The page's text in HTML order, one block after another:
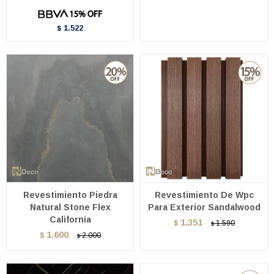
$ 1.522
Revestimiento Piedra
Natural Stone Flex
California
$ 1.600 $ 2.000
Revestimiento De Wpc
Para Exterior Sandalwood
$ 1.351 $ 1.590